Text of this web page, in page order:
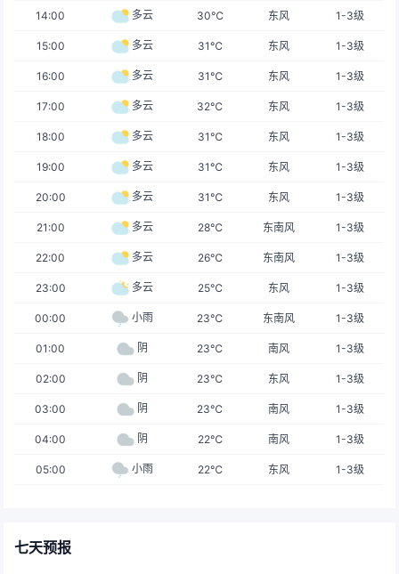
14:00 多云 30℃ 东风 1-3级
15:00 多云 31℃ 东风 1-3级
16:00 多云 31℃ 东风 1-3级
17:00 多云 32℃ 东风 1-3级
18:00 多云 31℃ 东风 1-3级
19:00 多云 31℃ 东风 1-3级
20:00 多云 31℃ 东风 1-3级
21:00 多云 28℃ 东南风 1-3级
22:00 多云 26℃ 东南风 1-3级
23:00 多云 25℃ 东风 1-3级
00:00 小雨 23℃ 东南风 1-3级
01:00 阴 23℃ 南风 1-3级
02:00 阴 23℃ 东风 1-3级
03:00 阴 23℃ 南风 1-3级
04:00 阴 22℃ 南风 1-3级
05:00 小雨 22℃ 东风 1-3级
七天预报